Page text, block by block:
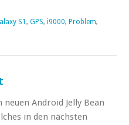
S1 , GPS, i9000, Problem,
Android Jelly Bean
in den nächsten